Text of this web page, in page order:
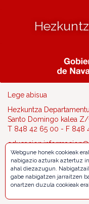
Lege abisua
Hezkuntza
Santo Domingo kalea Z/
T 848 42 65 00 - F 848
Webgune honek cookieak
nabigazio azturak aztertuz
ahal diezazugun.
gabe nabigatzen jarraitzen
onartzen duzula cookieak